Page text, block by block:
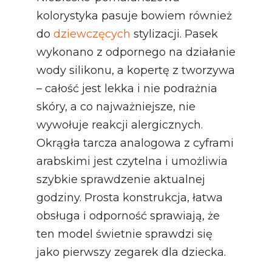
kolorystyka pasuje bowiem również
do dziewczęcych stylizacji. Pasek
wykonano z odpornego na działanie
wody silikonu, a kopertę z tworzywa
– całość jest lekka i nie podrażnia
skóry, a co najważniejsze, nie
wywołuje reakcji alergicznych.
Okrągła tarcza analogowa z cyframi
arabskimi jest czytelna i umożliwia
szybkie sprawdzenie aktualnej
godziny. Prosta konstrukcja, łatwa
obsługa i odporność sprawiają, że
ten model świetnie sprawdzi się
jako pierwszy zegarek dla dziecka.